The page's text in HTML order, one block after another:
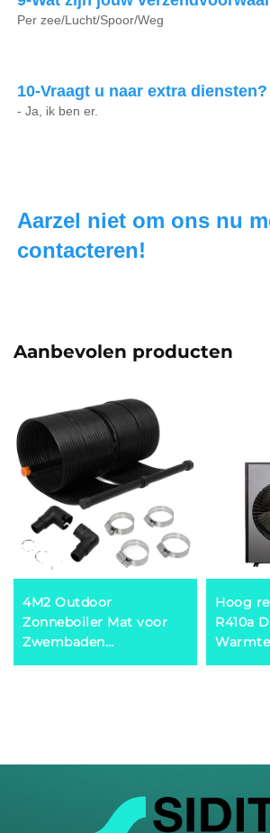
Per zee/Lucht/Spoor/Weg
10-Vraagt u naar extra diensten?
- Ja, ik ben er.
Aarzel niet om ons nu
contacteren!
Aanbevolen producten
4M2 Outdoor
Zonneboiler Mat voor
Zwembaden
Milieuvriendelijke
Hoog
R410a